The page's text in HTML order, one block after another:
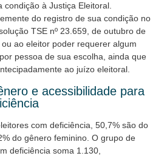
condição à Justiça Eleitoral.
do registro de sua condição no
TSE nº 23.659, de outubro de
ao eleitor poder requerer algum
pessoa de sua escolha, ainda que
ao juízo eleitoral.
e acessibilidade para
com deficiência, 50,7% são do
do gênero feminino. O grupo de
deficiência soma 1.130,